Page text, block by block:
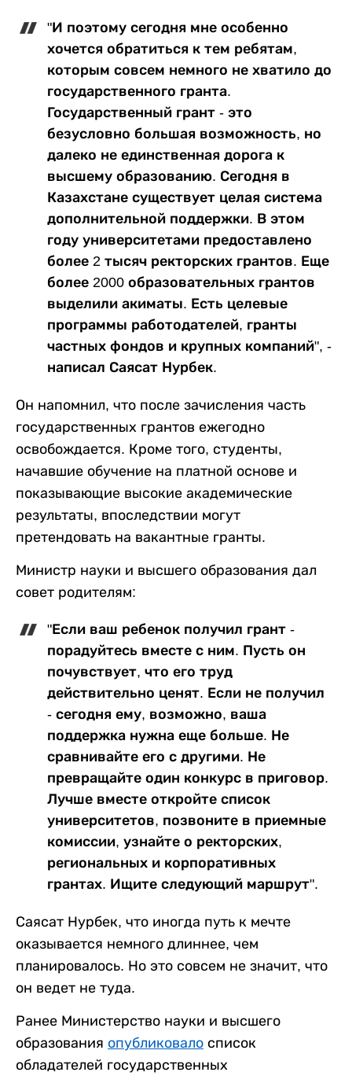
"И поэтому сегодня мне особенно
хочется обратиться к тем ребятам,
которым совсем немного не хватило до
государственного гранта.
Государственный грант - это
безусловно большая возможность, но
далеко не единственная дорога к
высшему образованию. Сегодня в
Казахстане существует целая система
дополнительной поддержки. В этом
году университетами предоставлено
более 2 тысяч ректорских грантов. Еще
более 2000 образовательных грантов
выделили акиматы. Есть целевые
программы работодателей, гранты
частных фондов и крупных компаний", -
написал Саясат Нурбек.
Он напомнил, что после зачисления часть
государственных грантов ежегодно
освобождается. Кроме того, студенты,
начавшие обучение на платной основе и
показывающие высокие академические
результаты, впоследствии могут
претендовать на вакантные гранты.
Министр науки и высшего образования дал
совет родителям:
"Если ваш ребенок получил грант -
порадуйтесь вместе с ним. Пусть он
почувствует, что его труд
действительно ценят. Если не получил
- сегодня ему, возможно, ваша
поддержка нужна еще больше. Не
сравнивайте его с другими. Не
превращайте один конкурс в приговор.
Лучше вместе откройте список
университетов, позвоните в приемные
комиссии, узнайте о ректорских,
региональных и корпоративных
грантах. Ищите следующий маршрут".
Саясат Нурбек, что иногда путь к мечте
оказывается немного длиннее, чем
планировалось. Но это совсем не значит, что
он ведет не туда.
Ранее Министерство науки и высшего
образования опубликовало список
обладателей государственных